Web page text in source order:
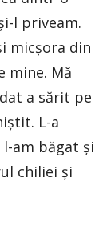
l priveam.
micșora din
mine. Mă
a sărit pe
L-a
am băgat și
chiliei și